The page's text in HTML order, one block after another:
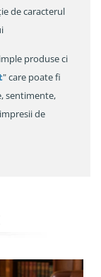
de caracterul
produse ci
" care poate fi
sentimente,
de